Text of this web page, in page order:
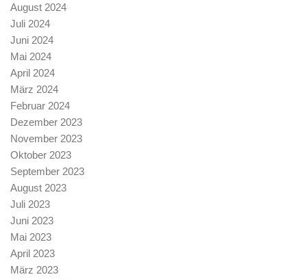
August 2024
Juli 2024
Juni 2024
Mai 2024
April 2024
März 2024
Februar 2024
Dezember 2023
November 2023
Oktober 2023
September 2023
August 2023
Juli 2023
Juni 2023
Mai 2023
April 2023
März 2023